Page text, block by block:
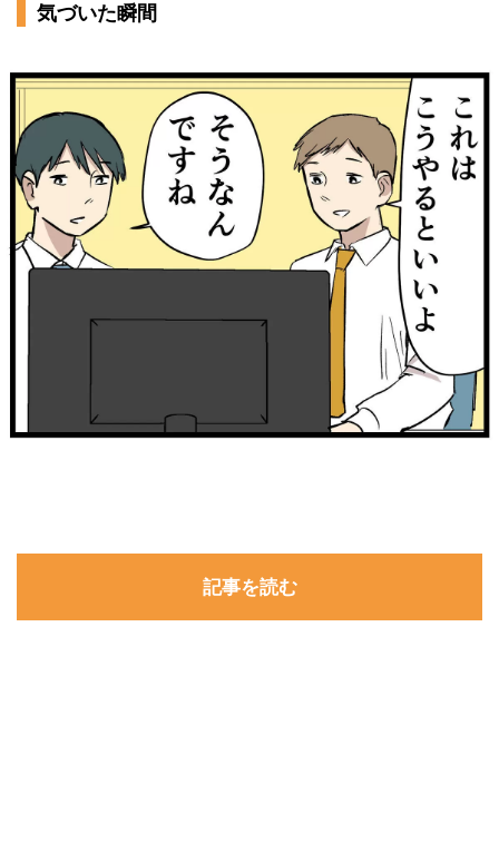
気づいた瞬間
記事を読む